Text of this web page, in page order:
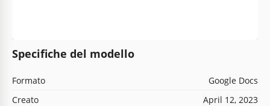
Specifiche del modello
Formato
Google Docs
Creato
April 12, 2023